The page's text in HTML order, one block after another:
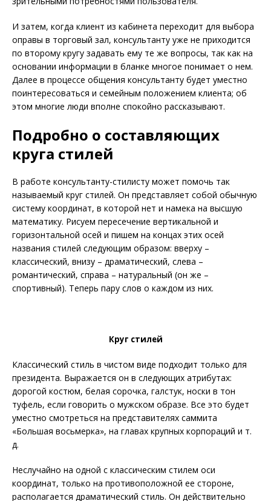
И затем, когда клиент из кабинета переходит для выбора
оправы в торговый зал, консультанту уже не приходится
по второму кругу задавать ему те же вопросы, так как на
основании информации в бланке многое понимает о нем.
Далее в процессе общения консультанту будет уместно
поинтересоваться и семейным положением клиента; об
этом многие люди вполне спокойно рассказывают.
Подробно о составляющих
круга стилей
В работе консультанту-стилисту может помочь так
называемый круг стилей. Он представляет собой обычную
систему координат, в которой нет и намека на высшую
математику. Рисуем пересечение вертикальной и
горизонтальной осей и пишем на концах этих осей
названия стилей следующим образом: вверху –
классический, внизу – драматический, слева –
романтический, справа – натуральный (он же –
спортивный). Теперь пару слов о каждом из них.
Круг стилей
Классический стиль в чистом виде подходит только для
президента. Выражается он в следующих атрибутах:
дорогой костюм, белая сорочка, галстук, носки в тон
туфель, если говорить о мужском образе. Все это будет
уместно смотреться на представителях саммита
«Большая восьмерка», на главах крупных корпораций и т.
д.
Неслучайно на одной с классическим стилем оси
координат, только на противоположной ее стороне,
располагается драматический стиль. Он действительно